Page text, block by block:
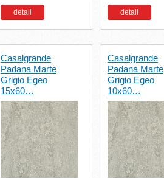
detail detail
Casalgrande
Padana Marte
Grigio Egeo
15x60…
Casalgrande
Padana Marte
Grigio Egeo
10x60…